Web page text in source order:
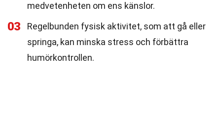
medvetenheten om ens känslor.
03
Regelbunden fysisk aktivitet, som att gå eller
springa, kan minska stress och förbättra
humörkontrollen.